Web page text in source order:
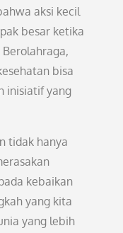
aksi kecil
besar ketika
bisa
inisiatif yang
tidak hanya
kebaikan
yang kita
yang lebih